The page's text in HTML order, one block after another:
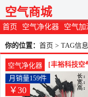
首页 空气净化器 空气加
空气商城
你的位置： 首页 > TAG信
空气净化器
[丰裕科技空
模块家用月
￥30
月销量159件